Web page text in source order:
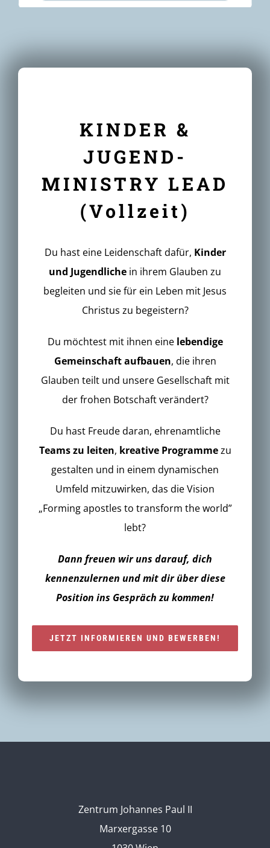
KINDER &
JUGEND-
MINISTRY LEAD
(Vollzeit)
Du hast eine Leidenschaft dafür, Kinder
und Jugendliche in ihrem Glauben zu
begleiten und sie für ein Leben mit Jesus
Christus zu begeistern?
Du möchtest mit ihnen eine lebendige
Gemeinschaft aufbauen, die ihren
Glauben teilt und unsere Gesellschaft mit
der frohen Botschaft verändert?
Du hast Freude daran, ehrenamtliche
Teams zu leiten, kreative Programmezu
gestalten und in einem dynamischen
Umfeld mitzuwirken, das die Vision
„Forming apostles to transform the world”
lebt?
Dann freuen wir uns darauf, dich
kennenzulernen und mit dir über diese
Position ins Gespräch zu kommen!
JETZT INFORMIEREN UND BEWERBEN!
Zentrum Johannes Paul II
Marxergasse 10